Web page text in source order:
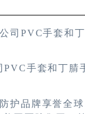
司 PVC手套和
PVC手套和丁腈
护品牌享誉全